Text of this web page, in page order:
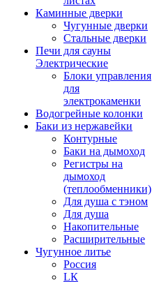
Каминные дверки
Чугунные дверки
Стальные дверки
Печи для сауны
Электрические
Блоки управления
для
электрокаменки
Водогрейные колонки
Баки из нержавейки
Контурные
Баки на дымоход
Регистры на
дымоход
(теплообменники)
Для душа с тэном
Для душа
Накопительные
Расширительные
Чугунное литье
Россия
LК